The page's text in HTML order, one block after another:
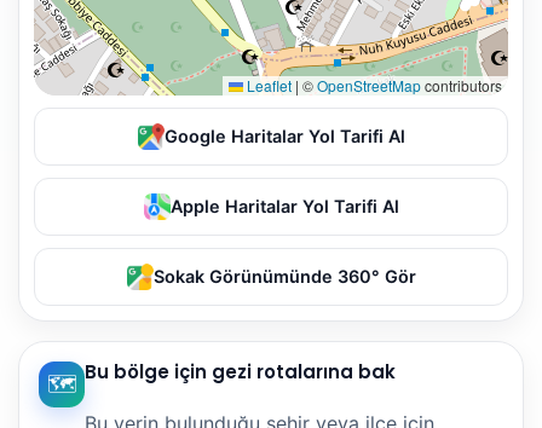
Leaflet | ©OpenStreetMapcontributors
Google Haritalar Yol Tarifi Al
Apple Haritalar Yol Tarifi Al
Sokak Görünümünde 360° Gör
🗺️ Bu bölge için gezi rotalarına bak
Bu yerin bulunduğu şehir veya ilçe için